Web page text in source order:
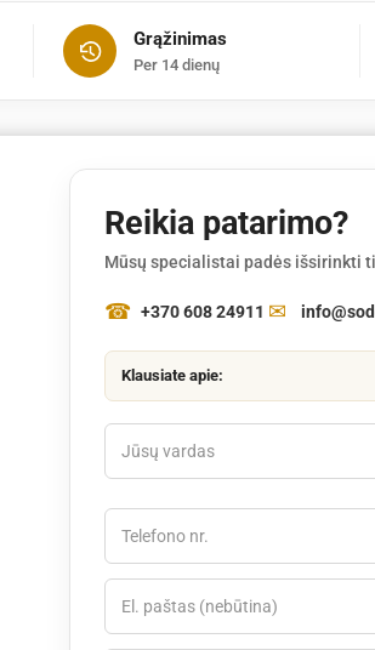
Grąžinimas
Per 14 dienų
Reikia patarimo?
Mūsų specialistai padės išsirinkti
+370 608 24911
Klausiate apie: